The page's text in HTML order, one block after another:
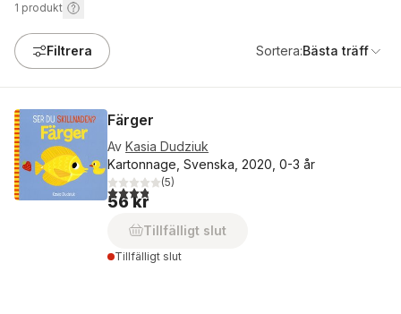
1 produkt
Filtrera Sortera:Bästa träff
Färger
Av Kasia Dudziuk
Kartonnage, Svenska, 2020, 0-3 år
3,8utav 5 stjärnor. Totalt antal röster:
(5)
56 kr
Tillfälligt slut
Tillfälligt slut